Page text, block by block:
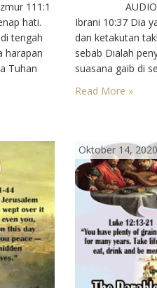
111:1⁣
hati.
tengah
harapan
Tuhan
AUDIO RESI
Ibrani 10:37⁣ Dia
dan ketakutan
sebab Dialah
suasana gaib di
Perjanjian Lama
Samuel, dan
Read More »
Oktober 14, 2020